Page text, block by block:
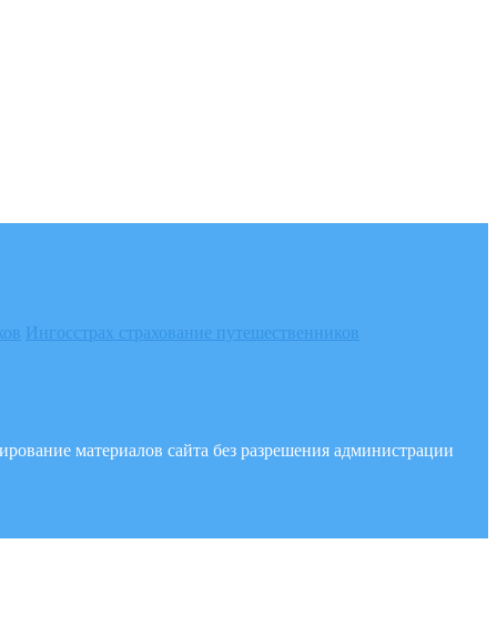
Ингосстрах страхование путешественников
материалов сайта без разрешения администрации